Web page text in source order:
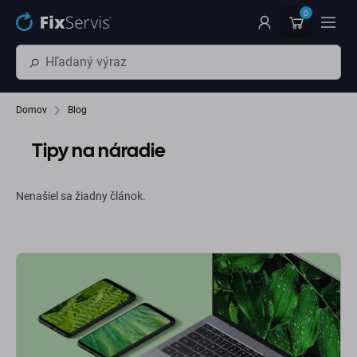
Preskočiť na hlavný obsah 0
Domov Blog
Tipy na náradie
Nenašiel sa žiadny článok.